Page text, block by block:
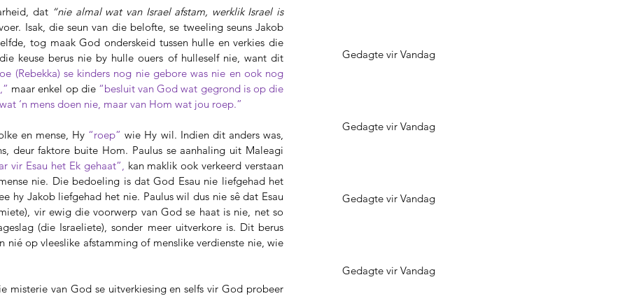
dat “nie almal wat van Israel afstam, werklik Israel is
Isak, die seun van die belofte, se tweeling seuns Jakob
tog maak God onderskeid tussen hulle en verkies die
keuse berus nie by hulle ouers of hulleself nie, want dit
(Rebekka) se kinders nog nie gebore was nie en ook nog
maar enkel op die “besluit van God wat gegrond is op die
‘n mens doen nie, maar van Hom wat jou roep.”
en mense, Hy “roep” wie Hy wil. Indien dit anders was,
deur faktore buite Hom. Paulus se aanhaling uit Maleagi
vir Esau het Ek gehaat”, kan maklik ook verkeerd verstaan
nie. Die bedoeling is dat God Esau nie liefgehad het
hy Jakob liefgehad het nie. Paulus wil dus nie sê dat Esau
vir ewig die voorwerp van God se haat is nie, net so
(die Israeliete), sonder meer uitverkore is. Dit berus
nié op vleeslike afstamming of menslike verdienste nie, wie
misterie van God se uitverkiesing en selfs vir God probeer
Gedagte vir Vandag
Gedagte vir Vandag
Gedagte vir Vandag
Gedagte vir Vandag